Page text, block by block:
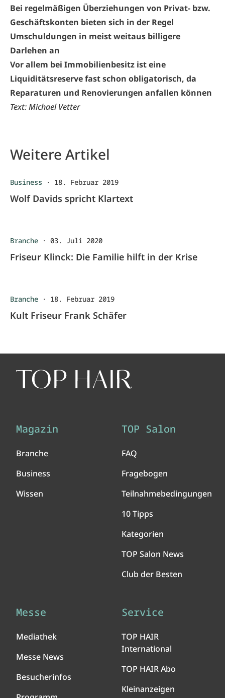
Bei regelmäßigen Überziehungen von Privat- bzw.
Geschäftskonten bieten sich in der Regel
Umschuldungen in meist weitaus billigere
Darlehen an
Vor allem bei Immobilienbesitz ist eine
Liquiditätsreserve fast schon obligatorisch, da
Reparaturen und Renovierungen anfallen können
Text: Michael Vetter
Weitere Artikel
Business · 18. Februar 2019
Wolf Davids spricht Klartext
Branche · 03. Juli 2020
Friseur Klinck: Die Familie hilft in der Krise
Branche · 18. Februar 2019
Kult Friseur Frank Schäfer
Magazin
Branche
Business
Wissen
TOP Salon
FAQ
Fragebogen
Teilnahmebedingungen
10 Tipps
Kategorien
TOP Salon News
Club der Besten
Messe
Mediathek
Messe News
Besucherinfos
Service
TOP HAIR
International
TOP HAIR Abo
Kleinanzeigen